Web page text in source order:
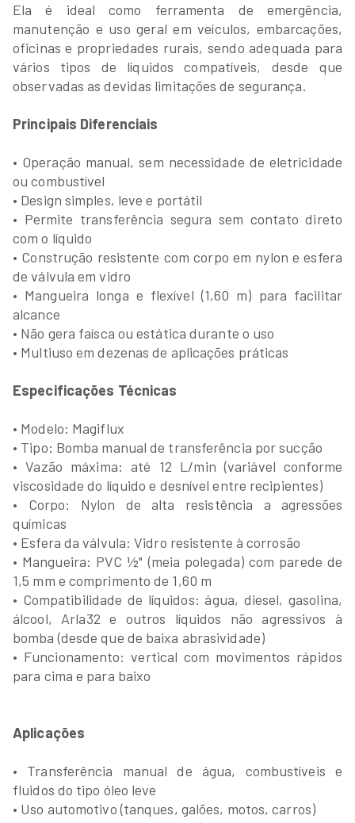
Ela é ideal como ferramenta de emergência,
manutenção e uso geral em veículos, embarcações,
oficinas e propriedades rurais, sendo adequada para
vários tipos de líquidos compatíveis, desde que
observadas as devidas limitações de segurança.
Principais Diferenciais
• Operação manual, sem necessidade de eletricidade
ou combustível
• Design simples, leve e portátil
• Permite transferência segura sem contato direto
com o líquido
• Construção resistente com corpo em nylon e esfera
de válvula em vidro
• Mangueira longa e flexível (1,60 m) para facilitar
alcance
• Não gera faísca ou estática durante o uso
• Multiuso em dezenas de aplicações práticas
Especificações Técnicas
• Modelo: Magiflux
• Tipo: Bomba manual de transferência por sucção
• Vazão máxima: até 12 L/min (variável conforme
viscosidade do líquido e desnível entre recipientes)
• Corpo: Nylon de alta resistência a agressões
químicas
• Esfera da válvula: Vidro resistente à corrosão
• Mangueira: PVC ½" (meia polegada) com parede de
1,5 mm e comprimento de 1,60 m
• Compatibilidade de líquidos: água, diesel, gasolina,
álcool, Arla32 e outros líquidos não agressivos à
bomba (desde que de baixa abrasividade)
• Funcionamento: vertical com movimentos rápidos
para cima e para baixo
Aplicações
• Transferência manual de água, combustíveis e
fluidos do tipo óleo leve
• Uso automotivo (tanques, galões, motos, carros)